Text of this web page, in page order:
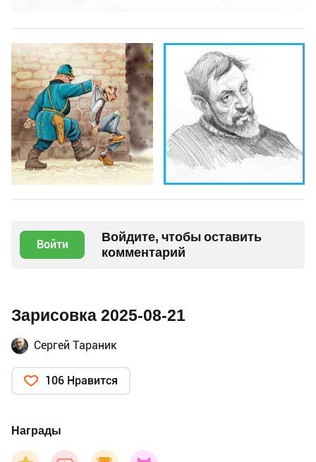
Войти
Войдите, чтобы оставить
комментарий
Зарисовка 2025-08-21
Сергей Тараник
106 Нравится
Награды